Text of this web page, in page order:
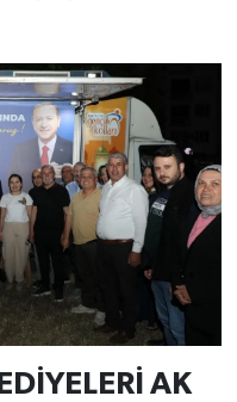
AK